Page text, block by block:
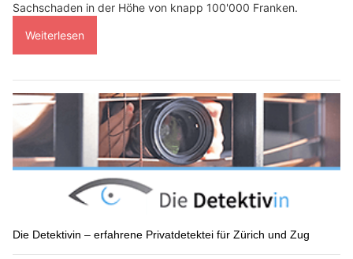
Sachschaden in der Höhe von knapp 100'000 Franken.
Weiterlesen
Die Detektivin – erfahrene Privatdetektei für Zürich und Zug